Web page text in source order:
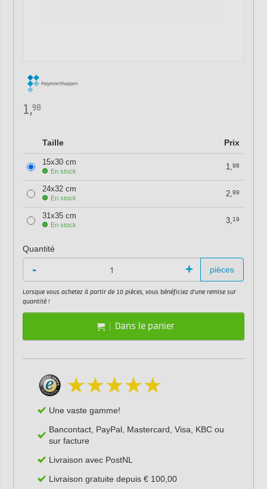
1,98
Taille Prix
15x30 cm
En stock 1,98
24x32 cm
En stock 2,99
31x35 cm
En stock 3,19
Quantité
- + pièces
Lorsque vous achetez à partir de 10 pièces, vous bénéficiez d'une remise sur
quantité !
Dans le panier
Une vaste gamme!
Bancontact, PayPal, Mastercard, Visa, KBC ou
sur facture
Livraison avec PostNL
Livraison gratuite depuis € 100,00